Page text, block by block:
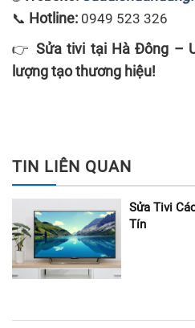
📞 Hotline: 0949 523 326
👉 Sửa tivi tại Hà Đông –
lượng tạo thương hiệu!
TIN LIÊN QUAN
Sửa Tivi
Tín